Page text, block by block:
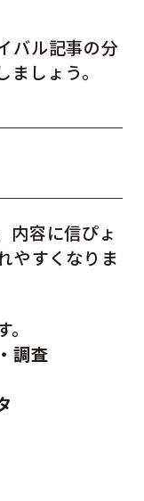
バル記事の分
しょう。
内容に信ぴょ
やすくなりま
調査